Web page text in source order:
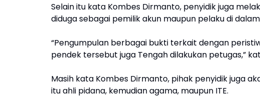
Selain itu kata Kombes Dirmanto, penyidik juga
diduga sebagai pemilik akun maupun pelaku di
“Pengumpulan berbagai bukti terkait dengan
pendek tersebut juga Tengah dilakukan petugas,”
Masih kata Kombes Dirmanto, pihak penyidik juga
itu ahli pidana, kemudian agama, maupun ITE.